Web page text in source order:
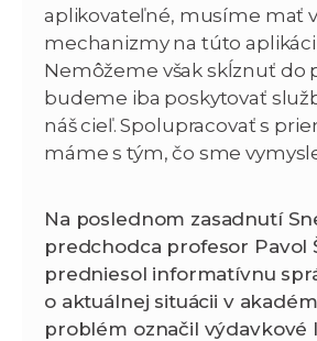
aplikovateľné, musíme mať
mechanizmy na túto
Nemôžeme však skĺznuť do
budeme iba poskytovať
náš cieľ. Spolupracovať s
máme s tým, čo sme
Na poslednom zasadnutí
predchodca profesor Pavol
predniesol informatívnu
o aktuálnej situácii v
problém označil výdavkové